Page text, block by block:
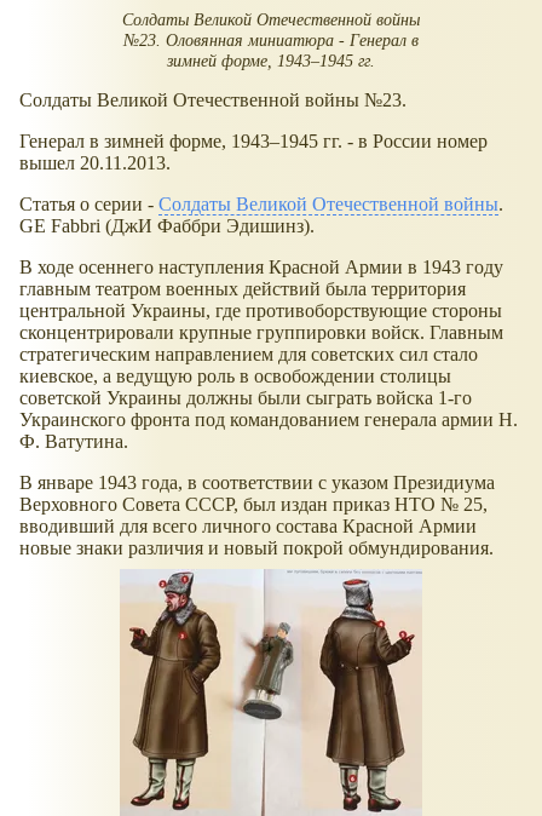
Солдаты Великой Отечественной войны
№23. Оловянная миниатюра - Генерал в
зимней форме, 1943–1945 гг.
Солдаты Великой Отечественной войны №23.
Генерал в зимней форме, 1943–1945 гг. - в России номер
вышел 20.11.2013.
Статья о серии - Солдаты Великой Отечественной войны.
GE Fabbri (ДжИ Фаббри Эдишинз).
В ходе осеннего наступления Красной Армии в 1943 году
главным театром военных действий была территория
центральной Украины, где противоборствующие стороны
сконцентрировали крупные группировки войск. Главным
стратегическим направлением для советских сил стало
киевское, а ведущую роль в освобождении столицы
советской Украины должны были сыграть войска 1-го
Украинского фронта под командованием генерала армии Н.
Ф. Ватутина.
В январе 1943 года, в соответствии с указом Президиума
Верховного Совета СССР, был издан приказ НТО № 25,
вводивший для всего личного состава Красной Армии
новые знаки различия и новый покрой обмундирования.